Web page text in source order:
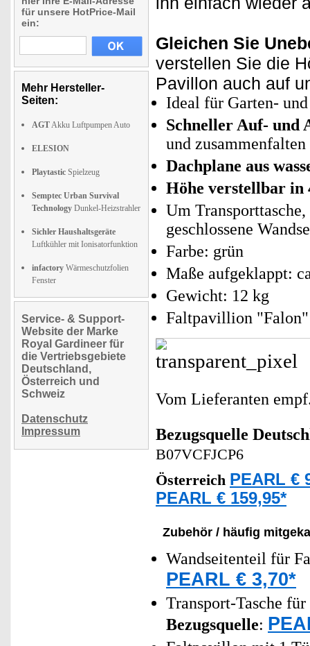
für unsere HotPrice-Mail
ein:
Mehr Hersteller-
Seiten:
AGTAkku Luftpumpen Auto
ELESION
Playtastic Spielzeug
Semptec Urban Survival
Technology Dunkel-Heizstrahler
Sichler Haushaltsgeräte
Luftkühler mit Ionisatorfunktion
infactory Wärmeschutzfolien
Fenster
Service- & Support-
Website der Marke
Royal Gardineer für
die Vertriebsgebiete
Deutschland,
Österreich und
Schweiz
Datenschutz
Impressum
Gleichen Sie
verstellen Sie die
Pavillon auch auf
Ideal für Garten-
Schneller Auf- und
und zusammenfalten
Dachplane aus
Höhe verstellbar in
Um
geschlossene
Farbe: grün
Maße aufgeklappt:
Gewicht: 12 kg
Faltpavillion "Falon"
Vom Lieferanten
Bezugsquelle
B07VCFJCP6
Österreich PEARL €
PEARL € 159,95*
Zubehör / häufig
Wandseitenteil für
PEARL € 3,70*
Transport-Tasche
Bezugsquelle: